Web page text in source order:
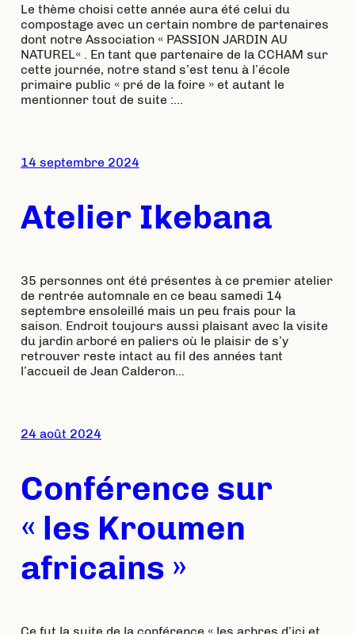
Le thème choisi cette année aura été celui du
compostage avec un certain nombre de partenaires
dont notre Association « PASSION JARDIN AU
NATUREL« . En tant que partenaire de la CCHAM sur
cette journée, notre stand s’est tenu à l’école
primaire public « pré de la foire » et autant le
mentionner tout de suite :…
14 septembre 2024
Atelier Ikebana
35 personnes ont été présentes à ce premier atelier
de rentrée automnale en ce beau samedi 14
septembre ensoleillé mais un peu frais pour la
saison. Endroit toujours aussi plaisant avec la visite
du jardin arboré en paliers où le plaisir de s’y
retrouver reste intact au fil des années tant
l’accueil de Jean Calderon…
24 août 2024
Conférence sur
« les Kroumen
africains »
Ce fut la suite de la conférence « les arbres d’ici et